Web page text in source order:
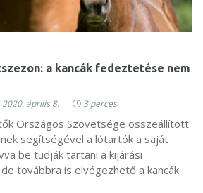
a kancák fedeztetése nem
2020. április 8. 3 perces
Országos Szövetsége összeállított
segítségével a lótartók a saját
be tudják tartani a kijárási
továbbra is elvégezhető a kancák